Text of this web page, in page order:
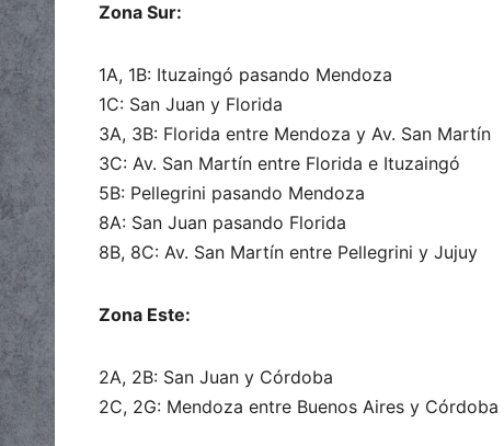
Zona Sur:
1A, 1B: Ituzaingó pasando Mendoza
1C: San Juan y Florida
3A, 3B: Florida entre Mendoza y Av. San Martín
3C: Av. San Martín entre Florida e Ituzaingó
5B: Pellegrini pasando Mendoza
8A: San Juan pasando Florida
8B, 8C: Av. San Martín entre Pellegrini y Jujuy
Zona Este:
2A, 2B: San Juan y Córdoba
2C, 2G: Mendoza entre Buenos Aires y Córdoba